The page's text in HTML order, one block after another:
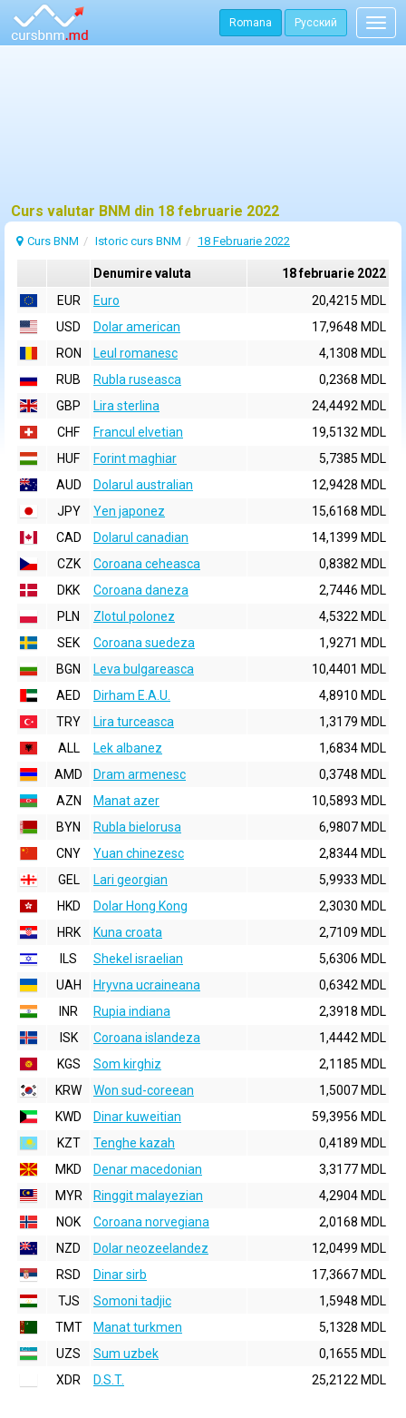
Romana Русский
Curs valutar BNM din 18 februarie 2022
Curs BNM Istoric curs BNM 18 Februarie 2022
Denumire valuta
18 februarie 2022
EUR
Euro
20,4215 MDL
USD
Dolar american
17,9648 MDL
RON
Leul romanesc
4,1308 MDL
RUB
Rubla ruseasca
0,2368 MDL
GBP
Lira sterlina
24,4492 MDL
CHF
Francul elvetian
19,5132 MDL
HUF
Forint maghiar
5,7385 MDL
AUD
Dolarul australian
12,9428 MDL
JPY
Yen japonez
15,6168 MDL
CAD
Dolarul canadian
14,1399 MDL
CZK
Coroana ceheasca
0,8382 MDL
DKK
Coroana daneza
2,7446 MDL
PLN
Zlotul polonez
4,5322 MDL
SEK
Coroana suedeza
1,9271 MDL
BGN
Leva bulgareasca
10,4401 MDL
AED
Dirham E.A.U.
4,8910 MDL
TRY
Lira turceasca
1,3179 MDL
ALL
Lek albanez
1,6834 MDL
AMD
Dram armenesc
0,3748 MDL
AZN
Manat azer
10,5893 MDL
BYN
Rubla bielorusa
6,9807 MDL
CNY
Yuan chinezesc
2,8344 MDL
GEL
Lari georgian
5,9933 MDL
HKD
Dolar Hong Kong
2,3030 MDL
HRK
Kuna croata
2,7109 MDL
ILS
Shekel israelian
5,6306 MDL
UAH
Hryvna ucraineana
0,6342 MDL
INR
Rupia indiana
2,3918 MDL
ISK
Coroana islandeza
1,4442 MDL
KGS
Som kirghiz
2,1185 MDL
KRW
Won sud-coreean
1,5007 MDL
KWD
Dinar kuweitian
59,3956 MDL
KZT
Tenghe kazah
0,4189 MDL
MKD
Denar macedonian
3,3177 MDL
MYR
Ringgit malayezian
4,2904 MDL
NOK
Coroana norvegiana
2,0168 MDL
NZD
Dolar neozeelandez
12,0499 MDL
RSD
Dinar sirb
17,3667 MDL
TJS
Somoni tadjic
1,5948 MDL
TMT
Manat turkmen
5,1328 MDL
UZS
Sum uzbek
0,1655 MDL
XDR
D.S.T. 25,2122 MDL